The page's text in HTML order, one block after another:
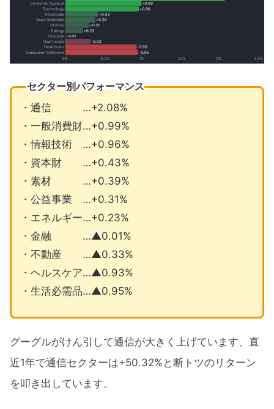
セクター別パフォーマンス
・通信 …+2.08%
・一般消費財…+0.99%
・情報技術 …+0.96%
・資本財 …+0.43%
・素材 …+0.39%
・公益事業 …+0.31%
・エネルギー…+0.23%
・金融 …▲0.01%
・不動産 …▲0.33%
・ヘルスケア…▲0.93%
・生活必需品…▲0.95%
グーグルがけん引して通信が大きく上げています、直
近1年で通信セクターは+50.32%と断トツのリターン
を叩き出しています。